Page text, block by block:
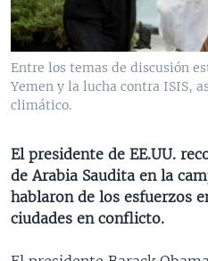
VENEZUELA
BRASIL
NICARAGUA
ECONOMÍA
ENTRETENIMIENTO Y
TECNOLOGÍA
DEPORTES
MULTIMEDIA
VIDEOS
FOTOGRAFÍA
AUDIOS
PROGRAMAS TV
EL MUNDO AL DÍA
FORO INTERAMERICANO
LAS CLAVES
RADIO
AVANCE INFORMATIVO
BUENOS DÍAS AMÉRICA
DIRECT
Learning English
Entre los temas de discusión
Yemen y la lucha contra ISIS,
climático.
El presidente de EE.UU.
de Arabia Saudita en la
hablaron de los esfuerzos
ciudades en conflicto.